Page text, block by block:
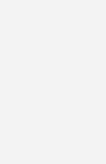
Energien
Änderungen der
für die Photovoltaik und